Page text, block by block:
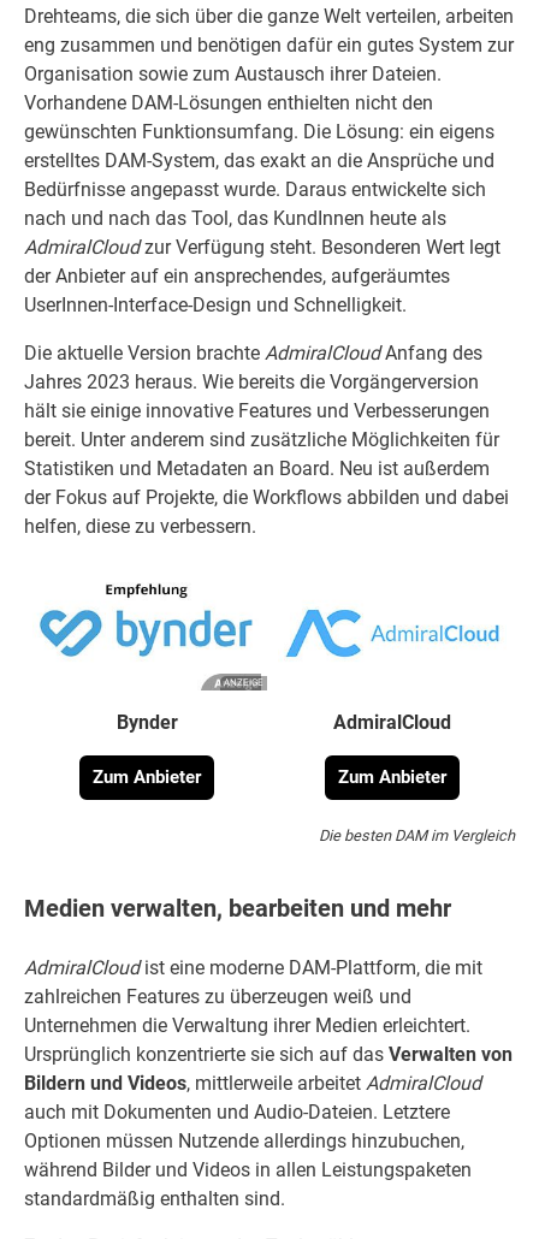
Drehteams, die sich über die ganze Welt verteilen, arbeiten
eng zusammen und benötigen dafür ein gutes System zur
Organisation sowie zum Austausch ihrer Dateien.
Vorhandene DAM-Lösungen enthielten nicht den
gewünschten Funktionsumfang. Die Lösung: ein eigens
erstelltes DAM-System, das exakt an die Ansprüche und
Bedürfnisse angepasst wurde. Daraus entwickelte sich
nach und nach das Tool, das KundInnen heute als
AdmiralCloudzur Verfügung steht. Besonderen Wert legt
der Anbieter auf ein ansprechendes, aufgeräumtes
UserInnen-Interface-Design und Schnelligkeit.
Die aktuelle Version brachte AdmiralCloudAnfang des
Jahres 2023 heraus. Wie bereits die Vorgängerversion
hält sie einige innovative Features und Verbesserungen
bereit. Unter anderem sind zusätzliche Möglichkeiten für
Statistiken und Metadaten an Board. Neu ist außerdem
der Fokus auf Projekte, die Workflows abbilden und dabei
helfen, diese zu verbessern.
ANZEIGE
Bynder
Zum Anbieter
AdmiralCloud
Zum Anbieter
Die besten DAM im Vergleich
Medien verwalten, bearbeiten und mehr
AdmiralCloudist eine moderne DAM-Plattform, die mit
zahlreichen Features zu überzeugen weiß und
Unternehmen die Verwaltung ihrer Medien erleichtert.
Ursprünglich konzentrierte sie sich auf das Verwalten von
Bildern und Videos, mittlerweile arbeitet AdmiralCloud
auch mit Dokumenten und Audio-Dateien. Letztere
Optionen müssen Nutzende allerdings hinzubuchen,
während Bilder und Videos in allen Leistungspaketen
standardmäßig enthalten sind.